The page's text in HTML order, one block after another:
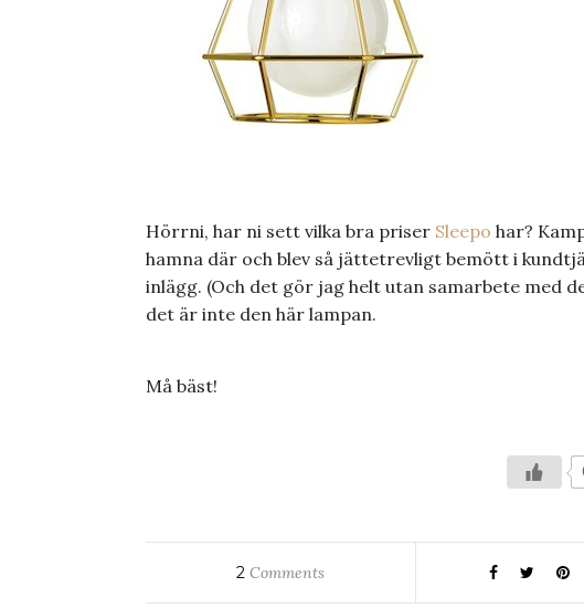
Hörrni, har ni sett vilka bra priser Sleepo har?
hamna där och blev så jättetrevligt bemött i
inlägg. (Och det gör jag helt utan samarbete med
det är inte den här lampan.
Må bäst!
2 Comments